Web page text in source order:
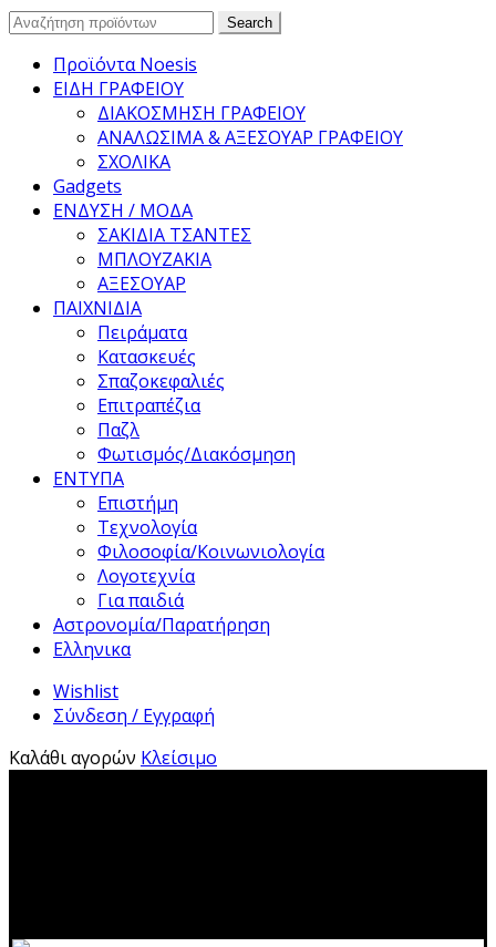
Search
Search
Προϊόντα Noesis
ΕΙΔΗ ΓΡΑΦΕΙΟΥ
ΔΙΑΚΟΣΜΗΣΗ ΓΡΑΦΕΙΟΥ
ΑΝΑΛΩΣΙΜΑ & ΑΞΕΣΟΥΑΡ ΓΡΑΦΕΙΟΥ
ΣΧΟΛΙΚΑ
Gadgets
ΕΝΔΥΣΗ / ΜΟΔΑ
ΣΑΚΙΔΙΑ ΤΣΑΝΤΕΣ
ΜΠΛΟΥΖΑΚΙΑ
ΑΞΕΣΟΥΑΡ
ΠΑΙΧΝΙΔΙΑ
Πειράματα
Κατασκευές
Σπαζοκεφαλιές
Επιτραπέζια
Παζλ
Φωτισμός/Διακόσμηση
ΕΝΤΥΠΑ
Επιστήμη
Τεχνολογία
Φιλοσοφία/Κοινωνιολογία
Λογοτεχνία
Για παιδιά
Αστρονομία/Παρατήρηση
Ελληνικα
Wishlist
Σύνδεση / Εγγραφή
Καλάθι αγορών Κλείσιμο